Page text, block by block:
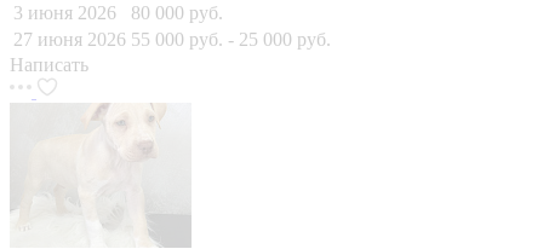
3 июня 2026
80 000 руб.
27 июня 2026 55 000 руб. - 25 000 руб.
Написать